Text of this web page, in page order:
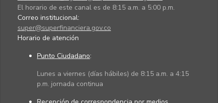
El horario de este canal es de 8:15 a.m. a 5:00 p.m.
Correo institucional:
super@superfinanciera.gov.co
Horario de atención
Punto Ciudadano:
Lunes a viernes (días hábiles) de 8:15 a.m. a 4:15
p.m. jornada continua